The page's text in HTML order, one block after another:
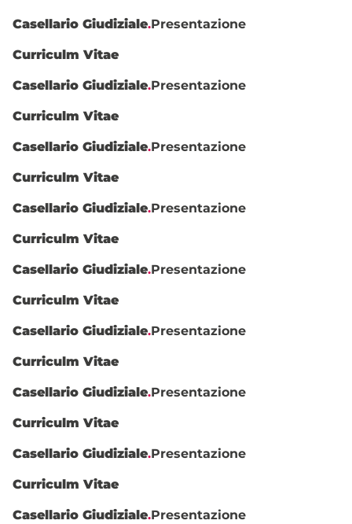
Casellario Giudiziale.Presentazione
Curriculm Vitae
Casellario Giudiziale.Presentazione
Curriculm Vitae
Casellario Giudiziale.Presentazione
Curriculm Vitae
Casellario Giudiziale.Presentazione
Curriculm Vitae
Casellario Giudiziale.Presentazione
Curriculm Vitae
Casellario Giudiziale.Presentazione
Curriculm Vitae
Casellario Giudiziale.Presentazione
Curriculm Vitae
Casellario Giudiziale.Presentazione
Curriculm Vitae
Casellario Giudiziale.Presentazione